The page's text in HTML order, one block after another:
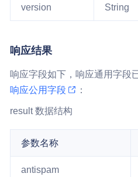
version String
响应结果
响应字段如下，响应通用字段
响应公用字段
：
result 数据结构
参数名称
antispam